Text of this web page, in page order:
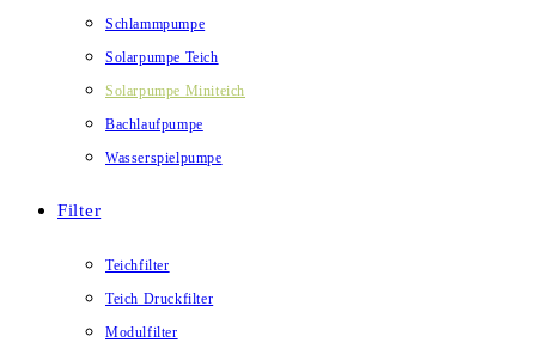
Schlammpumpe
Solarpumpe Teich
Solarpumpe Miniteich
Bachlaufpumpe
Wasserspielpumpe
Filter
Teichfilter
Teich Druckfilter
Modulfilter